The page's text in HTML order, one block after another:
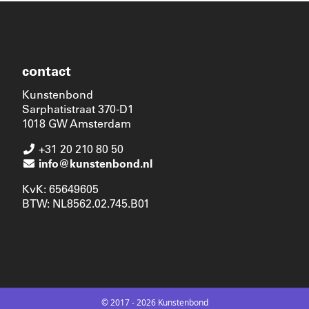
contact
Kunstenbond
Sarphatistraat 370-D1
1018 GW Amsterdam
+31 20 210 80 50
info@kunstenbond.nl
KvK: 65649605
BTW: NL8562.02.745.B01
© 2017 - 2026 Kunstenbond